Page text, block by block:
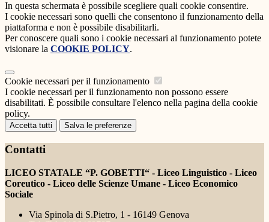
In questa schermata è possibile scegliere quali cookie consentire.
I cookie necessari sono quelli che consentono il funzionamento della
piattaforma e non è possibile disabilitarli.
Per conoscere quali sono i cookie necessari al funzionamento potete
visionare la COOKIE POLICY.
Cookie necessari per il funzionamento
I cookie necessari per il funzionamento non possono essere
disabilitati. È possibile consultare l'elenco nella pagina della cookie
policy.
Accetta tutti Salva le preferenze
Contatti
LICEO STATALE “P. GOBETTI“ - Liceo Linguistico - Liceo
Coreutico - Liceo delle Scienze Umane - Liceo Economico
Sociale
Via Spinola di S.Pietro, 1 - 16149 Genova